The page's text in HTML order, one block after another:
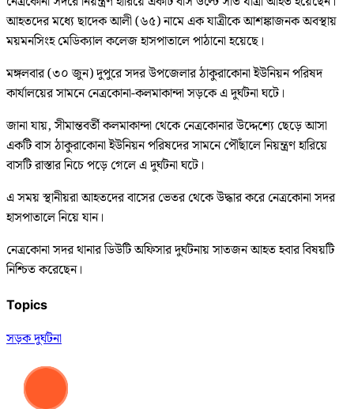
আহতদের মধ্যে ছাদেক আলী (৬৫) নামে এক যাত্রীকে আশঙ্কাজনক অবস্থায়
ময়মনসিংহ মেডিক্যাল কলেজ হাসপাতালে পাঠানো হয়েছে।
মঙ্গলবার (৩০ জুন) দুপুরে সদর উপজেলার ঠাকুরাকোনা ইউনিয়ন পরিষদ
কার্যালয়ের সামনে নেত্রকোনা-কলমাকান্দা সড়কে এ দুর্ঘটনা ঘটে।
জানা যায়, সীমান্তবর্তী কলমাকান্দা থেকে নেত্রকোনার উদ্দেশ্যে ছেড়ে আসা
একটি বাস ঠাকুরাকোনা ইউনিয়ন পরিষদের সামনে পৌঁছালে নিয়ন্ত্রণ হারিয়ে
বাসটি রাস্তার নিচে পড়ে গেলে এ দুর্ঘটনা ঘটে।
এ সময় স্থানীয়রা আহতদের বাসের ভেতর থেকে উদ্ধার করে নেত্রকোনা সদর
হাসপাতালে নিয়ে যান।
নেত্রকোনা সদর থানার ডিউটি অফিসার দুর্ঘটনায় সাতজন আহত হবার বিষয়টি
নিশ্চিত করেছেন।
Topics
সড়ক দুর্ঘটনা